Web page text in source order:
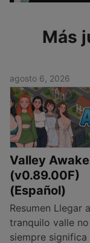
Más
agosto 6, 2026
Valley
(v0.89.00F)
(Español)
Resumen Llegar
tranquilo valle no
siempre significa